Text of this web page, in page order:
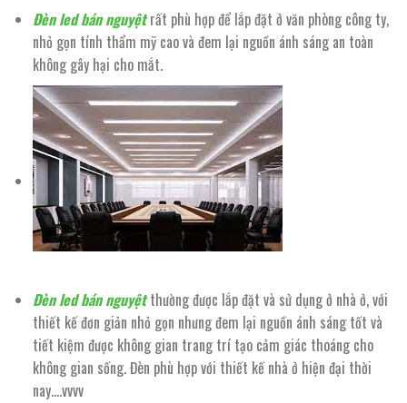
Đèn led bán nguyệtrất phù hợp để lắp đặt ở văn phòng công ty,
nhỏ gọn tính thẩm mỹ cao và đem lại nguồn ánh sáng an toàn
không gây hại cho mắt.
Đèn led bán nguyệtthường được lắp đặt và sử dụng ở nhà ở, với
thiết kế đơn giản nhỏ gọn nhưng đem lại nguồn ánh sáng tốt và
tiết kiệm được không gian trang trí tạo cảm giác thoáng cho
không gian sống. Đèn phù hợp với thiết kế nhà ở hiện đại thời
nay….vvvv